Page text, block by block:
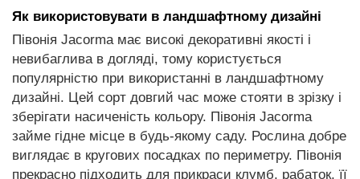
Як використовувати в ландшафтному дизайні
Півонія Jacorma має високі декоративні якості і
невибаглива в догляді, тому користується
популярністю при використанні в ландшафтному
дизайні. Цей сорт довгий час може стояти в зрізку і
зберігати насиченість кольору. Півонія Jacorma
займе гідне місце в будь-якому саду. Рослина добре
виглядає в кругових посадках по периметру. Півонія
прекрасно підходить для прикраси клумб, рабаток, її